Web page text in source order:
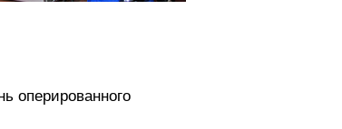
оперированного